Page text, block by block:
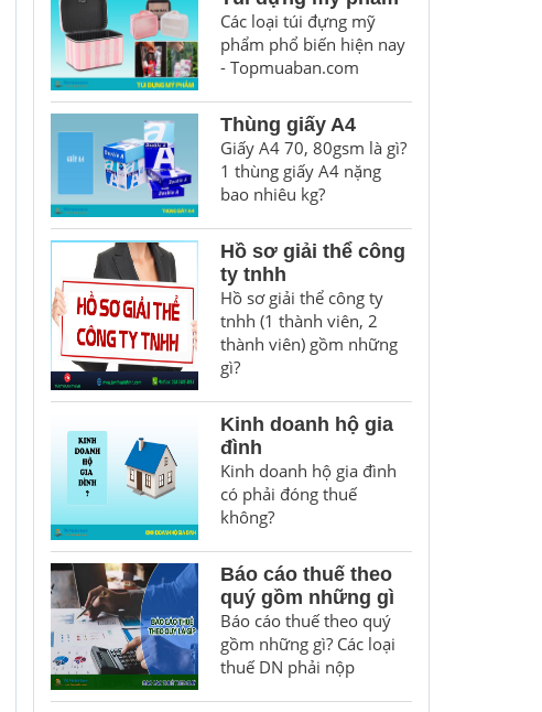
Các loại túi đựng mỹ
phẩm phổ biến hiện nay
- Topmuaban.com
Thùng giấy A4
Giấy A4 70, 80gsm là gì?
1 thùng giấy A4 nặng
bao nhiêu kg?
Hồ sơ giải thể công
ty tnhh
Hồ sơ giải thể công ty
tnhh (1 thành viên, 2
thành viên) gồm những
gì?
Kinh doanh hộ gia
đình
Kinh doanh hộ gia đình
có phải đóng thuế
không?
Báo cáo thuế theo
quý gồm những gì
Báo cáo thuế theo quý
gồm những gì? Các loại
thuế DN phải nộp